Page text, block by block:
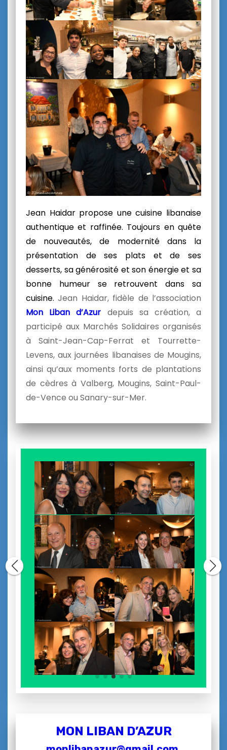
Jean Haidar propose une cuisine libanaise
authentique et raffinée. Toujours en quête
de nouveautés, de modernité dans la
présentation de ses plats et de ses
desserts, sa générosité et son énergie et sa
bonne humeur se retrouvent dans sa
cuisine.Jean Haidar, fidèle de l’association
Mon Liban d’Azur depuis sa création, a
participé aux Marchés Solidaires organisés
à Saint-Jean-Cap-Ferrat et Tourrette-
Levens, aux journées libanaises de Mougins,
ainsi qu’aux moments forts de plantations
de cèdres à Valberg, Mougins, Saint-Paul-
de-Vence ou Sanary-sur-Mer.
MON LIBAN D’AZUR